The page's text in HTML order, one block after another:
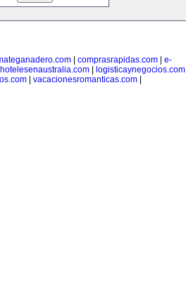
| comprasrapidas.com| e-
hotelesenaustralia.com logisticaynegocios.com
vacacionesromanticas.com